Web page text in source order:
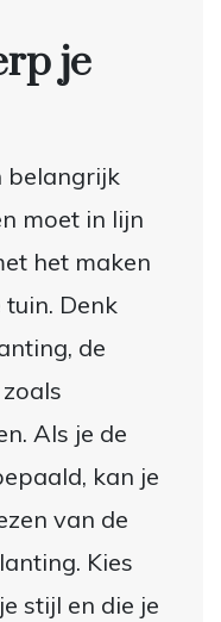
je
belangrijk
moet in lijn
het maken
Denk
de
Als je de
kan je
van de
Kies
stijl en die je